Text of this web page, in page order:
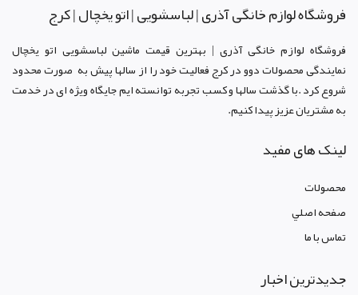
فروشگاه لوازم خانگی آذری | لباسشویی | اتو یخچال | کرج
فروشگاه لوازم خانگی آذری | بهترین قیمت ماشین لباسشویی اتو یخچال
نمایندگی محصولات دوو در کرجفعالیت خود را از سالها پیش به صورت محدود
شروع کرد .با گذشت سالها و کسب تجربه توانسته ایم جایگاه ویژه ای در خدمت
به مشتریان عزیز پیدا کنیم.
لینک های مفید
محصولات
صفحه اصلي
تماس با ما
جدیدترین اخبار